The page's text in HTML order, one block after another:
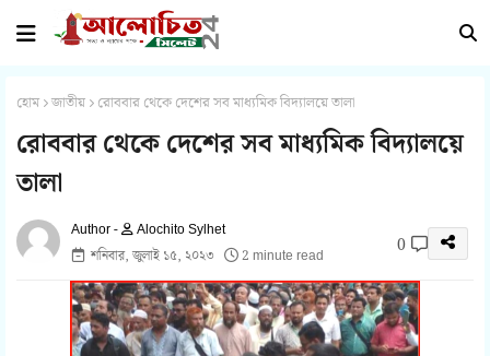
হোম জাতীয় রোববার থেকে দেশের সব মাধ্যমিক বিদ্যালয়ে তালা
রোববার থেকে দেশের সব মাধ্যমিক বিদ্যালয়ে
তালা
Alochito Sylhet
শনিবার, জুলাই ১৫, ২০২৩
2 minute read 0